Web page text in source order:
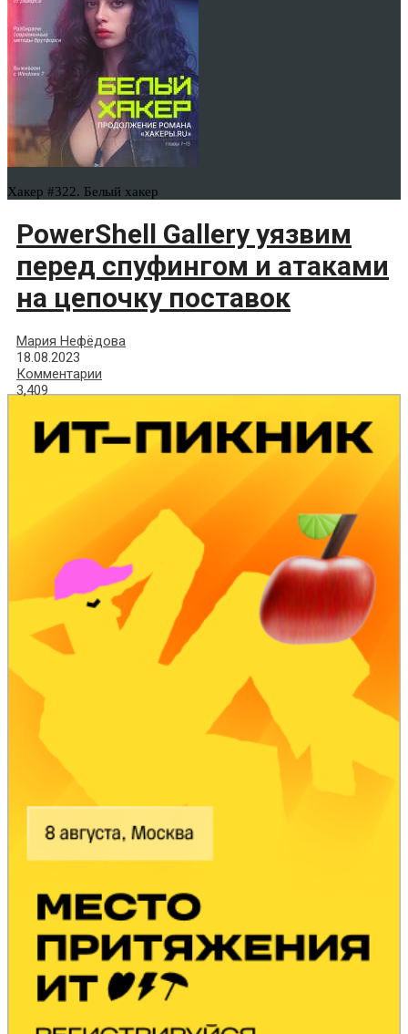
Хакер #322. Белый хакер
PowerShell Gallery уязвим
перед спуфингом и атаками
на цепочку поставок
Мария Нефёдова
18.08.2023
Комментарии
3,409